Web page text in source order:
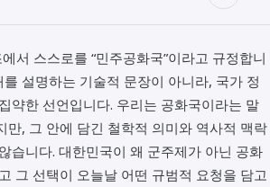
서 스스로를 “민주공화국”이라고 규정합니
설명하는 기술적 문장이 아니라, 국가 정
약한 선언입니다. 우리는 공화국이라는 말
만, 그 안에 담긴 철학적 의미와 역사적 맥락
습니다. 대한민국이 왜 군주제가 아닌 공화
그 선택이 오늘날 어떤 규범적 요청을 담고